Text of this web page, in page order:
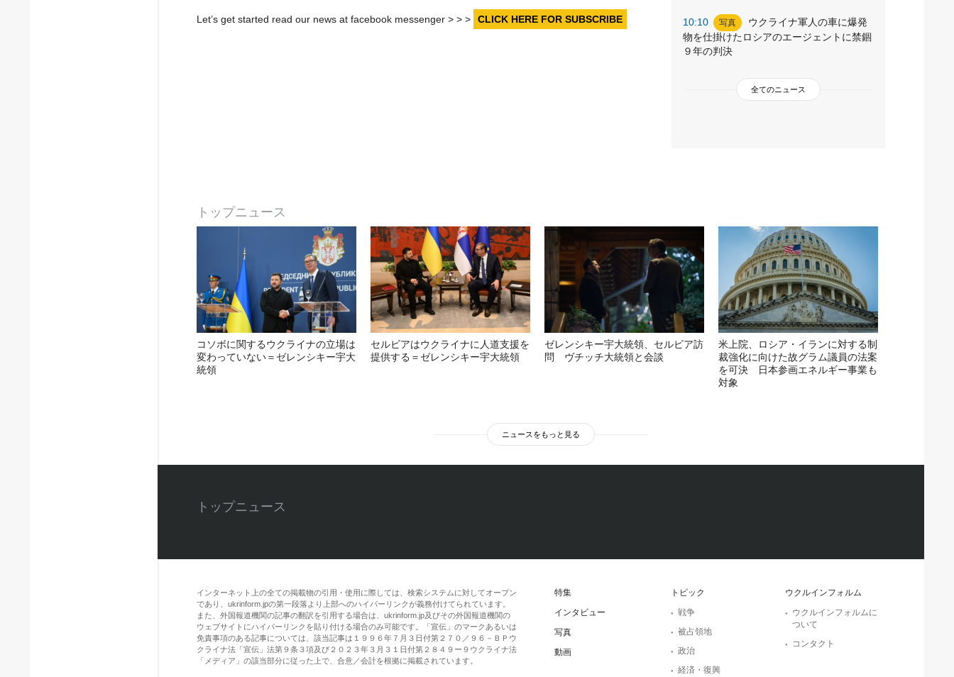
10:10 写真
ウクライナ軍人の車に爆発
物を仕掛けたロシアのエージェントに禁錮
９年の判決
全てのニュース
Let’s get started read our news at facebook messenger > > > CLICK HERE FOR SUBSCRIBE
トップニュース
コソボに関するウクライナの立場は
変わっていない＝ゼレンシキー宇大
統領
セルビアはウクライナに人道支援を
提供する＝ゼレンシキー宇大統領
ゼレンシキー宇大統領、セルビア訪
問 ヴチッチ大統領と会談
米上院、ロシア・イランに対する制
裁強化に向けた故グラム議員の法案
を可決 日本参画エネルギー事業も
対象
ニュースをもっと見る
トップニュース
トピック
戦争
被占領地
政治
経済・復興
ウクルインフォルム
ウクルインフォルムに
ついて
コンタクト
特集
インタビュー
写真
動画
インターネット上の全ての掲載物の引用・使用に際しては、検索システムに対してオープン
であり、ukrinform.jpの第一段落より上部へのハイパーリンクが義務付けてられています。
また、外国報道機関の記事の翻訳を引用する場合は、ukrinform.jp及びその外国報道機関の
ウェブサイトにハイパーリンクを貼り付ける場合のみ可能です。「宣伝」のマークあるいは
免責事項のある記事については、該当記事は１９９６年７月３日付第２７０／９６－ＢＰウ
クライナ法「宣伝」法第９条３項及び２０２３年３月３１日付第２８４９ー９ウクライナ法
「メディア」の該当部分に従った上で、合意／会計を根拠に掲載されています。